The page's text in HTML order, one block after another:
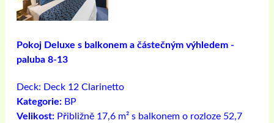
Pokoj Deluxe s balkonem a částečným výhledem -
paluba 8-13
Deck: Deck 12 Clarinetto
Kategorie: BP
Velikost: Přibližně 17,6 m² s balkonem o rozloze 52,7